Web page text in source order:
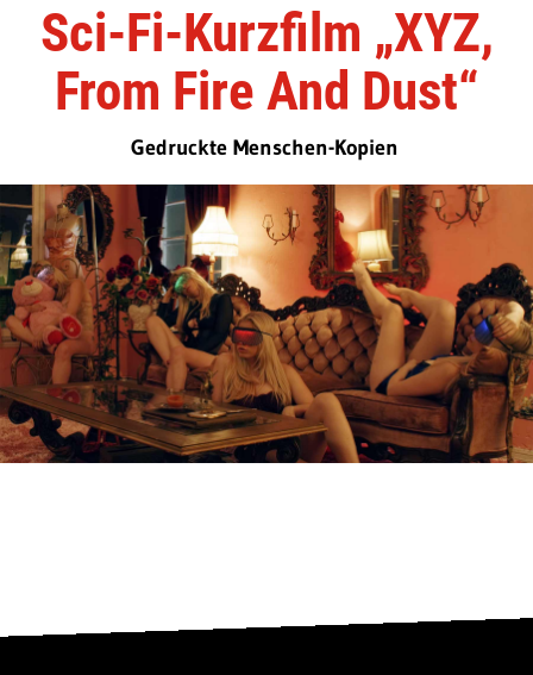
Sci-Fi-Kurzfilm „XYZ,
From Fire And Dust“
Gedruckte Menschen-Kopien